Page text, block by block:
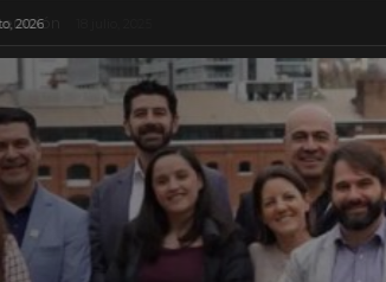
3 agosto, 2026